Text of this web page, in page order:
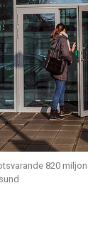
820